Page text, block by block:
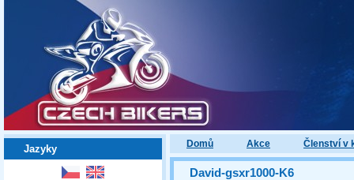
Domů Akce Členství v
Jazyky
David-gsxr1000-K6